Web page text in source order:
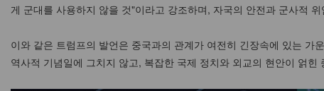
게 군대를 사용하지 않을 것"이라고 강조하며, 자국의 안전과 군사적
이와 같은 트럼프의 발언은 중국과의 관계가 여전히 긴장속에 있는
역사적 기념일에 그치지 않고, 복잡한 국제 정치와 외교의 현안이 얽힌